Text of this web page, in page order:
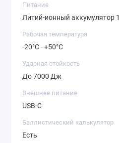
ОРГАНИЧЕСКИЕ
Инфракрасные
комплектуются OLED
Питание
Литий-ионный аккумулятор
Рабочая температура
-20°C - +50°C
Ударная стойкость
До 7000 Дж
Внешнее питание
USB-C
Баллистический калькулятор
Есть